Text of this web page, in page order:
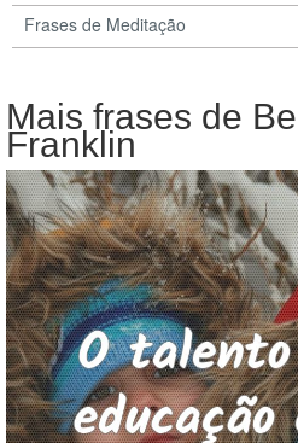
Frases de Meditação
Mais frases de
Franklin